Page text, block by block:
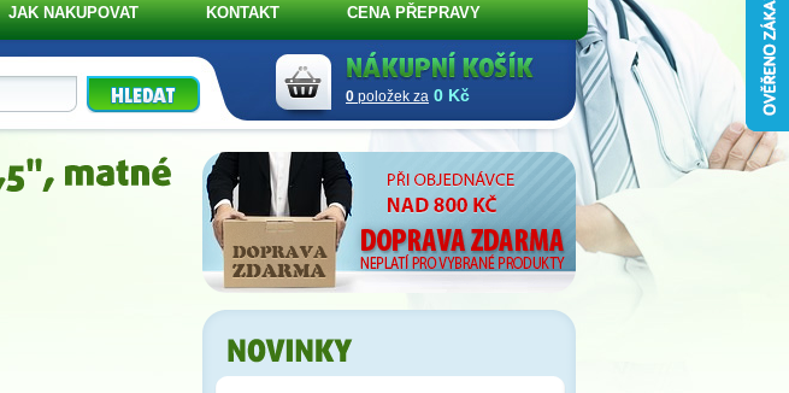
JAK NAKUPOVAT KONTAKT CENA PŘEPRAVY
0 položek za 0 Kč